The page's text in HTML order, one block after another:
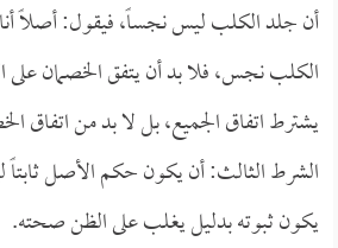
أن جلد الكلب ليس نجساً، فيقول: أصلاً
الكلب نجس، فلا بد أن يتفق الخصمان على
يشترط اتفاق الجميع، بل لا بد من اتفاق
الشرط الثالث: أن يكون حكم الأصل
يكون ثبوته بدليل يغلب على الظن صحته.